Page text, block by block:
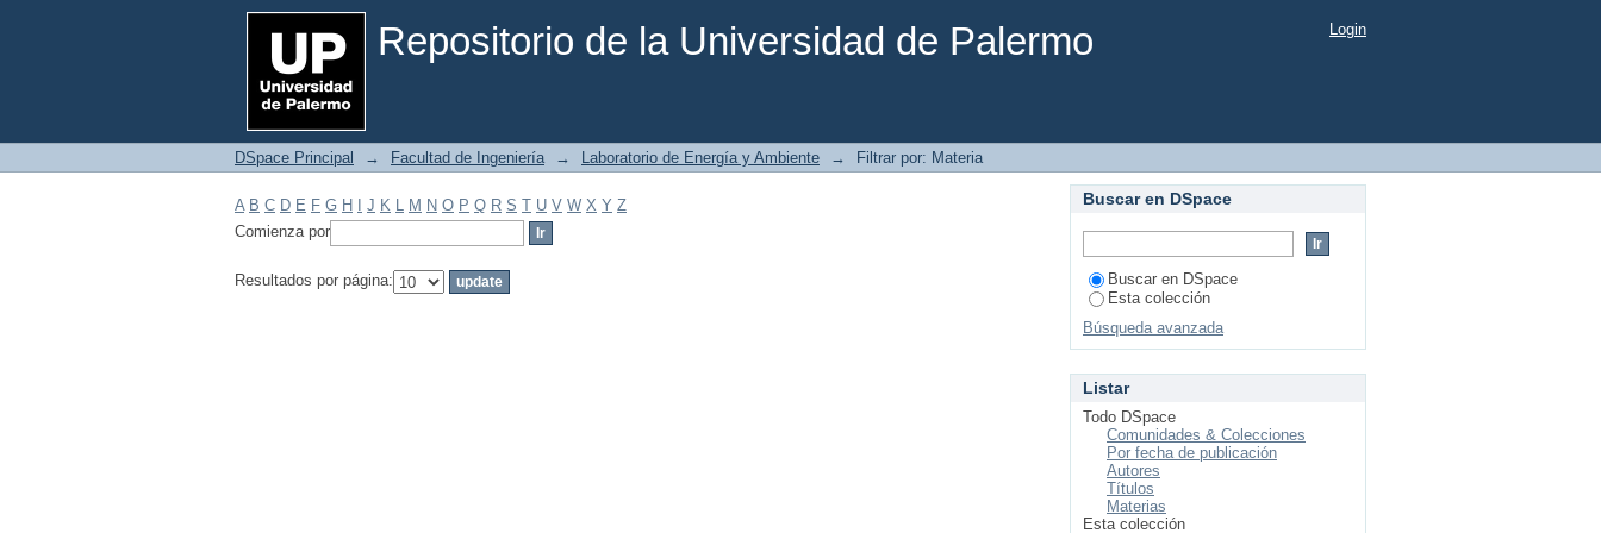
Repositorio de la Universidad de Palermo
Filtrar por: Materia Login
DSpace Principal → Facultad de Ingeniería → Laboratorio de Energía y Ambiente → Filtrar por: Materia
A B C D E F G H J K L M N O P Q R S T U V W X Y Z
Comienza por
Resultados por página:
Buscar en DSpace
Buscar en DSpace
Esta colección
Búsqueda avanzada
Listar
Todo DSpace
Comunidades & Colecciones
Por fecha de publicación
Autores
Títulos
Materias
Esta colección